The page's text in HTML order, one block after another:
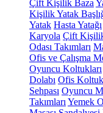
Çift Kişilik Baza
Kişilik Yatak
Yatak Hasta Yatağı
Karyola Çift
Odası Takımları
Ofis ve Çalışma
Oyuncu Koltukları
Dolabı Ofis
Sehpası Oyuncu
Takımları Yemek